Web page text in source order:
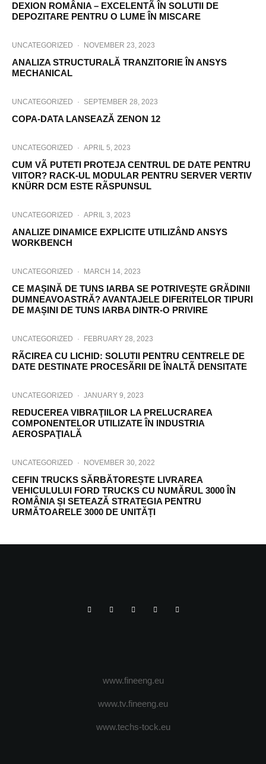
DEXION ROMÂNIA – EXCELENTÃ ÎN SOLUTII DE
DEPOZITARE PENTRU O LUME ÎN MISCARE
UNCATEGORIZED · NOVEMBER 23, 2023
ANALIZA STRUCTURALĂ TRANZITORIE ÎN ANSYS
MECHANICAL
UNCATEGORIZED · SEPTEMBER 28, 2023
COPA-DATA LANSEAZĂ ZENON 12
UNCATEGORIZED · APRIL 5, 2023
CUM VÃ PUTETI PROTEJA CENTRUL DE DATE PENTRU
VIITOR? RACK-UL MODULAR PENTRU SERVER VERTIV
KNÜRR DCM ESTE RÃSPUNSUL
UNCATEGORIZED · APRIL 3, 2023
ANALIZE DINAMICE EXPLICITE UTILIZÂND ANSYS
WORKBENCH
UNCATEGORIZED · MARCH 14, 2023
CE MAȘINĂ DE TUNS IARBA SE POTRIVEȘTE GRĂDINII
DUMNEAVOASTRĂ? AVANTAJELE DIFERITELOR TIPURI
DE MAȘINI DE TUNS IARBA DINTR-O PRIVIRE
UNCATEGORIZED · FEBRUARY 28, 2023
RÃCIREA CU LICHID: SOLUTII PENTRU CENTRELE DE
DATE DESTINATE PROCESÃRII DE ÎNALTÃ DENSITATE
UNCATEGORIZED · JANUARY 9, 2023
REDUCEREA VIBRAŢIILOR LA PRELUCRAREA
COMPONENTELOR UTILIZATE ÎN INDUSTRIA
AEROSPAŢIALĂ
UNCATEGORIZED · NOVEMBER 30, 2022
CEFIN TRUCKS SĂRBĂTOREȘTE LIVRAREA
VEHICULULUI FORD TRUCKS CU NUMĂRUL 3000 ÎN
ROMÂNIA ȘI SETEAZĂ STRATEGIA PENTRU
URMĂTOARELE 3000 DE UNITĂȚI
www.fineeng.eu
www.tv.fineeng.eu
www.techs-tock.eu